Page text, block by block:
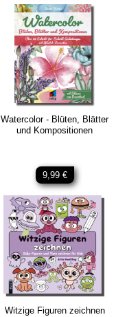
Watercolor - Blüten, Blätter
und Kompositionen
9,99 €
Witzige Figuren zeichnen